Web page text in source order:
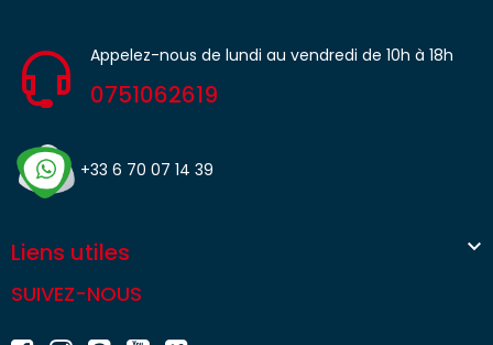
Appelez-nous de lundi au vendredi de 10h à 18h
0751062619
+33 6 70 07 14 39
Liens utiles 
SUIVEZ-NOUS